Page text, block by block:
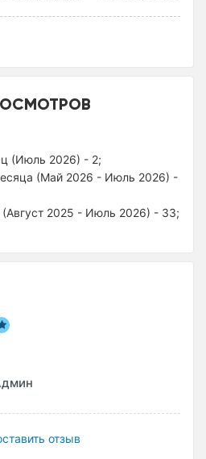
(Июль 2026) - 2;
(Май 2026 - Июль 2026) -
(Август 2025 - Июль 2026) - 33;
отзыв